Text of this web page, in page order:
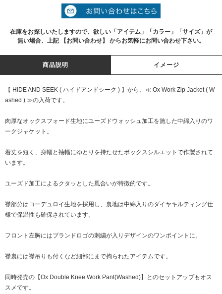
在庫をお探しいたしますので、欲しい「アイテム」「カラー」「サイズ」が
無い場合、上記 【お問い合わせ】 からお気軽にお問い合わせ下さい。
商品説明 イメージ
【 HIDE AND SEEK ( ハイドアンドシーク ) 】から、≪ Ox Work Zip Jacket ( W
ashed ) ≫の入荷です。
肉厚なオックスフォード生地にユーズドウォッシュ加工を施した中綿入りのワ
ークジャケット。
着丈を短く、身幅と袖幅にゆとりを持たせたボックスシルエットで作製されて
います。
ユーズド加工によるクタッとした風合いが特徴的です。
襟部分はコーデュロイ生地を採用し、裏地は中綿入りのダイヤキルティング仕
様で保温性も確保されています。
フロント左胸にはブランドロゴの刺繍が入りデザインのワンポイントに。
襟裏には襟吊りも付くなど細部にまで拘られたアイテムです。
同時発売の【Ox Double Knee Work Pant(Washed)】とのセットアップもオス
スメです。